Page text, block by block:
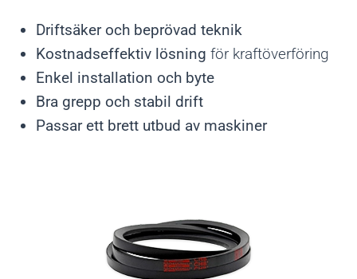
Driftsäker och beprövad teknik
Kostnadseffektiv lösning för kraftöverföring
Enkel installation och byte
Bra grepp och stabil drift
Passar ett brett utbud av maskiner